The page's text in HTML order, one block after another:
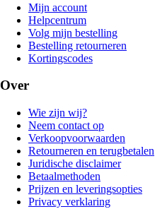
Mijn account
Helpcentrum
Volg mijn bestelling
Bestelling retourneren
Kortingscodes
Over
Wie zijn wij?
Neem contact op
Verkoopvoorwaarden
Retourneren en terugbetalen
Juridische disclaimer
Betaalmethoden
Prijzen en leveringsopties
Privacy verklaring